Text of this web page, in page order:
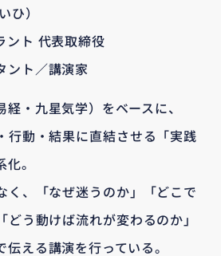
ひ）
ント 代表取締役
ント／講演家
・九星気学）をベースに、
行動・結果に直結させる「実践
。
く、「なぜ迷うのか」「どこで
う動けば流れが変わるのか」
える講演を行っている。